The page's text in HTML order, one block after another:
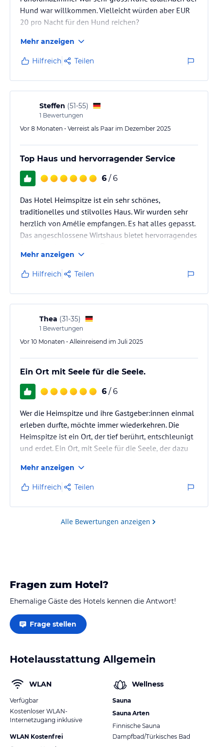
Hund war willkommen. Vielleicht würden aber EUR
20 pro Nacht für den Hund reichen?
Mehr anzeigen
Hilfreich Teilen
Steffen (51-55)
1 Bewertungen
Vor 8 Monaten • Verreist als Paar im Dezember 2025
Top Haus und hervorragender Service
6 / 6
Das Hotel Heimspitze ist ein sehr schönes,
traditionelles und stilvolles Haus. Wir wurden sehr
herzlich von Amélie empfangen. Es hat alles gepasst.
Das angeschlossene Wirtshaus bietet hervorragendes
Mehr anzeigen
Hilfreich Teilen
Thea (31-35)
1 Bewertungen
Vor 10 Monaten • Alleinreisend im Juli 2025
Ein Ort mit Seele für die Seele.
6 / 6
Wer die Heimspitze und ihre Gastgeber:innen einmal
erleben durfte, möchte immer wiederkehren. Die
Heimspitze ist ein Ort, der tief berührt, entschleunigt
und erdet. Ein Ort, mit Seele für die Seele, der dazu
zu entfliehen.
In der Heimspitze ist die ‚Liebe zum Detail‘ in allem
spürbar: im persönlichen Kontakt, beim
ausgezeichneten Essen, im Design aller Zimmer. So,
wie jeder Raum individuell gestaltet ist, wird man
Mehr anzeigen
Hilfreich Teilen
Alle Bewertungen anzeigen
Fragen zum Hotel?
Ehemalige Gäste des Hotels kennen die Antwort!
Frage stellen
Hotelausstattung Allgemein
WLAN
Verfügbar
Kostenloser WLAN-
Internetzugang inklusive
WLAN Kostenfrei
Wellness
Sauna
Sauna Arten
Finnische Sauna
Dampfbad/Türkisches Bad